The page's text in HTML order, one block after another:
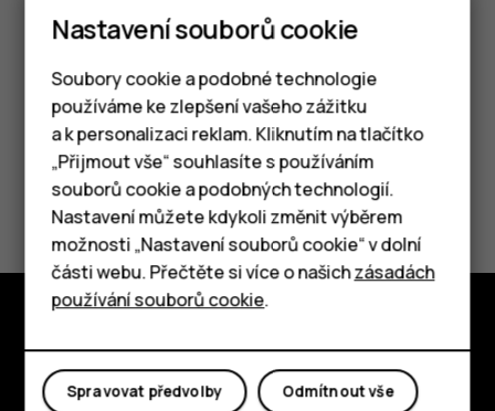
Chytré telefony
Tlačítkové telefony
Tablety
v pohotovostním režimu, a můžete oběma SIM kartám
přiřadit jméno.
Pomohlo vám to?
Ano Ne
Prozkoumat
O nás
Nastavení souborů cookie
Soubory cookie a podobné technologie
používáme ke zlepšení vašeho zážitku
a k personalizaci reklam. Kliknutím na tlačítko
„Přijmout vše“ souhlasíte s používáním
souborů cookie a podobných technologií.
Nastavení můžete kdykoli změnit výběrem
možnosti „Nastavení souborů cookie“ v dolní
části webu. Přečtěte si více o našichzásadách
používání souborů cookie.
Odmítnout vše
Spravovat předvolby